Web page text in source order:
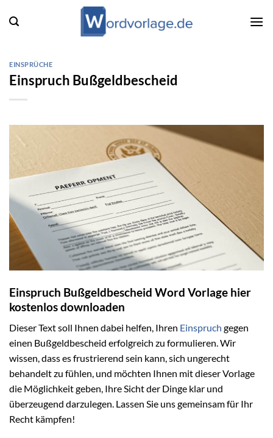
Inhalt
EINSPRÜCHE
Einspruch Bußgeldbescheid
Einspruch Bußgeldbescheid Word Vorlage hier
kostenlos downloaden
Dieser Text soll Ihnen dabei helfen, Ihren Einspruch gegen
einen Bußgeldbescheid erfolgreich zu formulieren. Wir
wissen, dass es frustrierend sein kann, sich ungerecht
behandelt zu fühlen, und möchten Ihnen mit dieser Vorlage
die Möglichkeit geben, Ihre Sicht der Dinge klar und
überzeugend darzulegen. Lassen Sie uns gemeinsam für Ihr
Recht kämpfen!